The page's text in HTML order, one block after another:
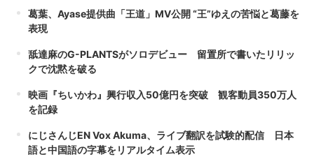
葛葉、Ayase提供曲「王道」MV公開 “王”ゆえの苦悩と葛藤を
表現
舐達麻のG-PLANTSがソロデビュー 留置所で書いたリリッ
クで沈黙を破る
映画『ちいかわ』興行収入50億円を突破 観客動員350万人
を記録
にじさんじEN Vox Akuma、ライブ翻訳を試験的配信 日本
語と中国語の字幕をリアルタイム表示